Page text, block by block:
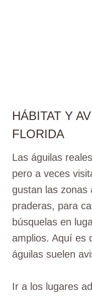
HÁBITAT Y
FLORIDA
Las águilas
pero a veces
gustan las zonas
praderas, para
búsquelas en
amplios. Aquí es
águilas suelen
Ir a los lugares